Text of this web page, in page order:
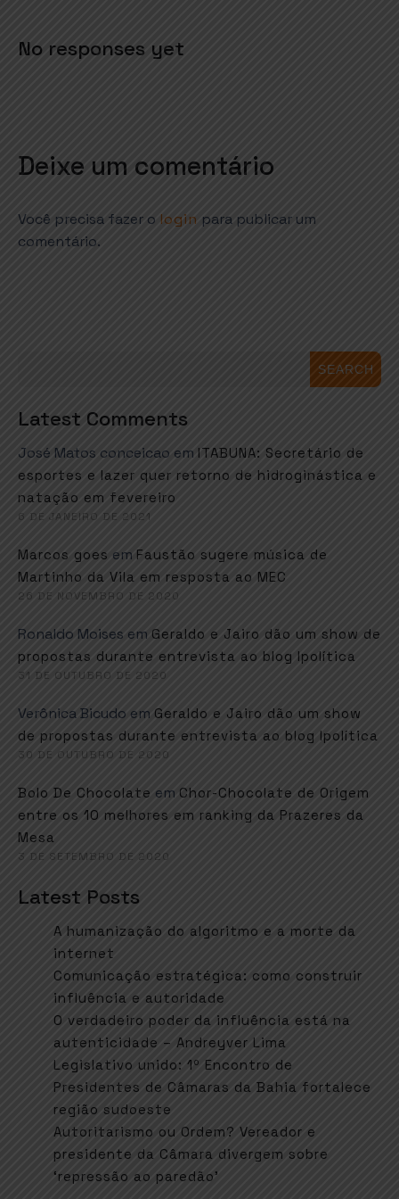
No responses yet
Deixe um comentário
Você precisa fazer o login para publicar um
comentário.
SEARCH
Latest Comments
José Matos conceicao em ITABUNA: Secretário de
esportes e lazer quer retorno de hidroginástica e
natação em fevereiro
6 DE JANEIRO DE 2021
Marcos goes em Faustão sugere música de
Martinho da Vila em resposta ao MEC
26 DE NOVEMBRO DE 2020
Ronaldo Moises em Geraldo e Jairo dão um show de
propostas durante entrevista ao blog Ipolítica
31 DE OUTUBRO DE 2020
Verônica Bicudo em Geraldo e Jairo dão um show
de propostas durante entrevista ao blog Ipolítica
30 DE OUTUBRO DE 2020
Bolo De Chocolate em Chor-Chocolate de Origem
entre os 10 melhores em ranking da Prazeres da
Mesa
3 DE SETEMBRO DE 2020
Latest Posts
A humanização do algoritmo e a morte da
internet
Comunicação estratégica: como construir
influência e autoridade
O verdadeiro poder da influência está na
autenticidade – Andreyver Lima
Legislativo unido: 1º Encontro de
Presidentes de Câmaras da Bahia fortalece
região sudoeste
Autoritarismo ou Ordem? Vereador e
presidente da Câmara divergem sobre
‘repressão ao paredão’